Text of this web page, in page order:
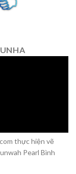
thực hiện vẽ
Pearl Bình